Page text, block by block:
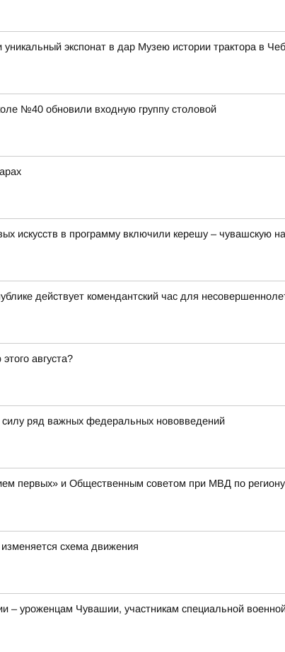
экспонат в дар Музею истории трактора в
№40 обновили входную группу столовой
искусств в программу включили керешу – чувашскую
действует комендантский час для
августа?
ряд важных федеральных нововведений
первых» и Общественным советом при МВД по
схема движения
уроженцам Чувашии, участникам специальной